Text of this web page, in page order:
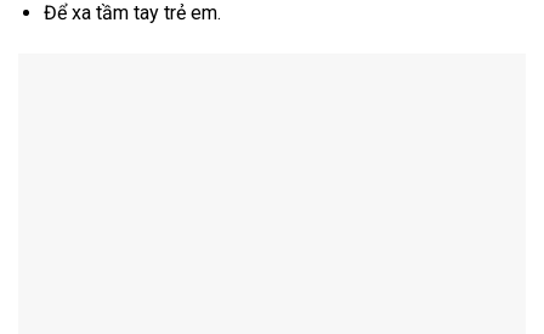
Để xa tầm tay trẻ em.